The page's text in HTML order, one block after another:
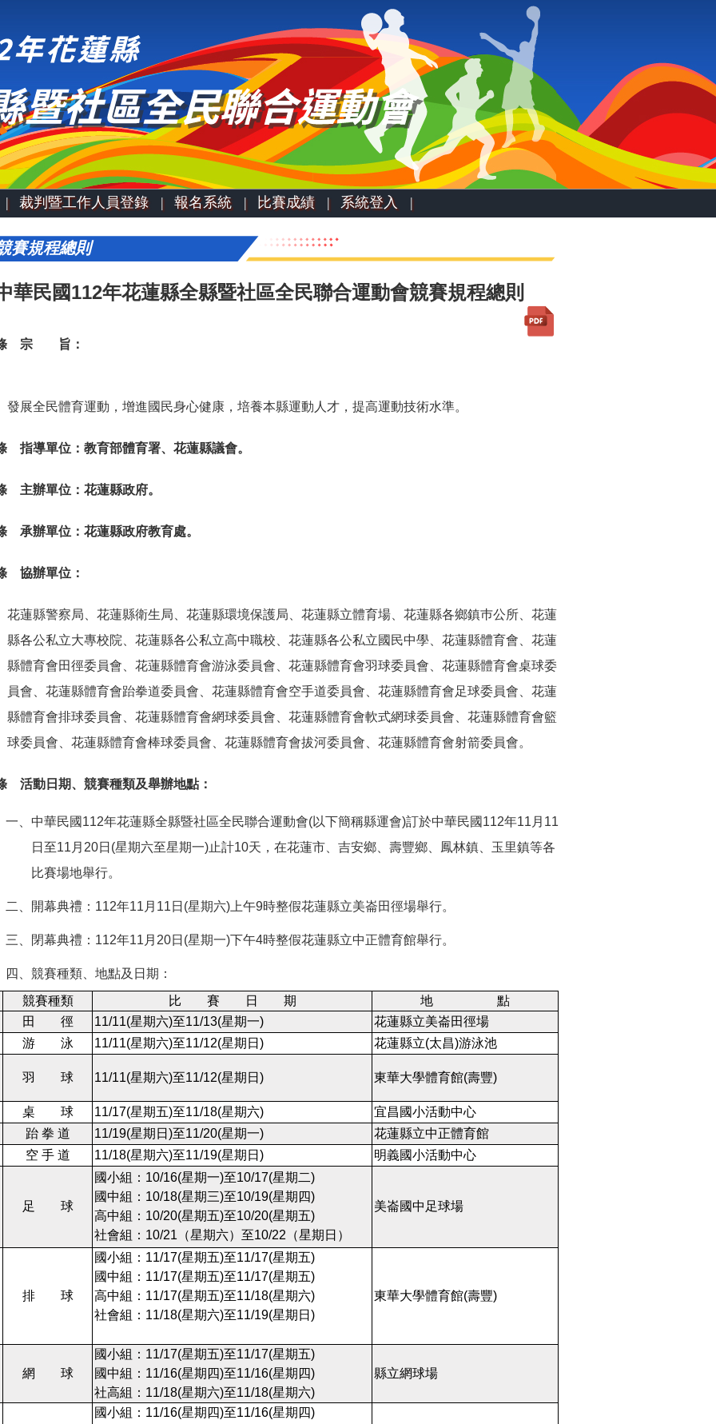
| 裁判暨工作人員登錄 | 報名系統 | 比賽成績 | 系統登入 |
賽規程總則
華民國112年花蓮縣全縣暨社區全民聯合運動會競賽規程總則
條 宗 旨：
發展全民體育運動，增進國民身心健康，培養本縣運動人才，提高運動技術水準。
指導單位：教育部體育署、花蓮縣議會。
主辦單位：花蓮縣政府。
承辦單位：花蓮縣政府教育處。
協辦單位：
花蓮縣警察局、花蓮縣衛生局、花蓮縣環境保護局、花蓮縣立體育場、花蓮縣各鄉鎮巿公所、花蓮
縣各公私立大專校院、花蓮縣各公私立高中職校、花蓮縣各公私立國民中學、花蓮縣體育會、花蓮
縣體育會田徑委員會、花蓮縣體育會游泳委員會、花蓮縣體育會羽球委員會、花蓮縣體育會桌球委
員會、花蓮縣體育會跆拳道委員會、花蓮縣體育會空手道委員會、花蓮縣體育會足球委員會、花蓮
縣體育會排球委員會、花蓮縣體育會網球委員會、花蓮縣體育會軟式網球委員會、花蓮縣體育會籃
球委員會、花蓮縣體育會棒球委員會、花蓮縣體育會拔河委員會、花蓮縣體育會射箭委員會。
活動日期、競賽種類及舉辦地點：
一、中華民國112年花蓮縣全縣暨社區全民聯合運動會(以下簡稱縣運會)訂於中華民國112年11月11
日至11月20日(星期六至星期一)止計10天，在花蓮市、吉安鄉、壽豐鄉、鳳林鎮、玉里鎮等各
比賽場地舉行。
二、開幕典禮：112年11月11日(星期六)上午9時整假花蓮縣立美崙田徑場舉行。
三、閉幕典禮：112年11月20日(星期一)下午4時整假花蓮縣立中正體育館舉行。
四、競賽種類、地點及日期：
競賽種類 比 賽 日 期
地 點
田 徑 11/11(星期六)至11/13(星期一)
花蓮縣立美崙田徑場
游 泳 11/11(星期六)至11/12(星期日 ) 花蓮縣立(太昌)游泳池
羽 球 11/11(星期六)至11/12(星期日 ) 東華大學體育館(壽豐)
桌 球 11/17(星期五)至11/18(星期六)
宜昌國小活動中心
跆 拳 道 11/19(星期日 )至11/20(星期一)
花蓮縣立中正體育館
空 手 道 11/18(星期六)至11/19(星期日 ) 明義國小活動中心
足 球
國小組：10/16(星期一)至10/17(星期二)
國中組：10/18(星期三)至10/19(星期四)
高中組：10/20(星期五)至10/20(星期五)
社會組：10/21（星期六）至10/22（星期日）
美崙國中足球場
排 球
國小組：11/17(星期五)至11/17(星期五)
國中組：11/17(星期五)至11/17(星期五)
高中組：11/17(星期五)至11/18(星期六)
社會組：11/18(星期六)至11/19(星期日 )
東華大學體育館(壽豐)
網 球
國小組：11/17(星期五)至11/17(星期五)
國中組：11/16(星期四)至11/16(星期四)
社高組：11/18(星期六)至11/18(星期六)
縣立網球場
國小組：11/16(星期四)至11/16(星期四)